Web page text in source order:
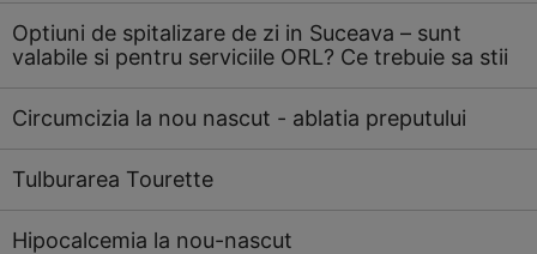
Optiuni de spitalizare de zi in Suceava – sunt
valabile si pentru serviciile ORL? Ce trebuie sa stii
Circumcizia la nou nascut - ablatia preputului
Tulburarea Tourette
Hipocalcemia la nou-nascut